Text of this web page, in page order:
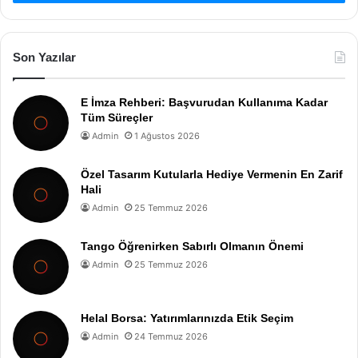
Son Yazılar
E İmza Rehberi: Başvurudan Kullanıma Kadar
Tüm Süreçler
Admin 1 Ağustos 2026
Özel Tasarım Kutularla Hediye Vermenin En Zarif
Hali
Admin 25 Temmuz 2026
Tango Öğrenirken Sabırlı Olmanın Önemi
Admin 25 Temmuz 2026
Helal Borsa: Yatırımlarınızda Etik Seçim
Admin 24 Temmuz 2026